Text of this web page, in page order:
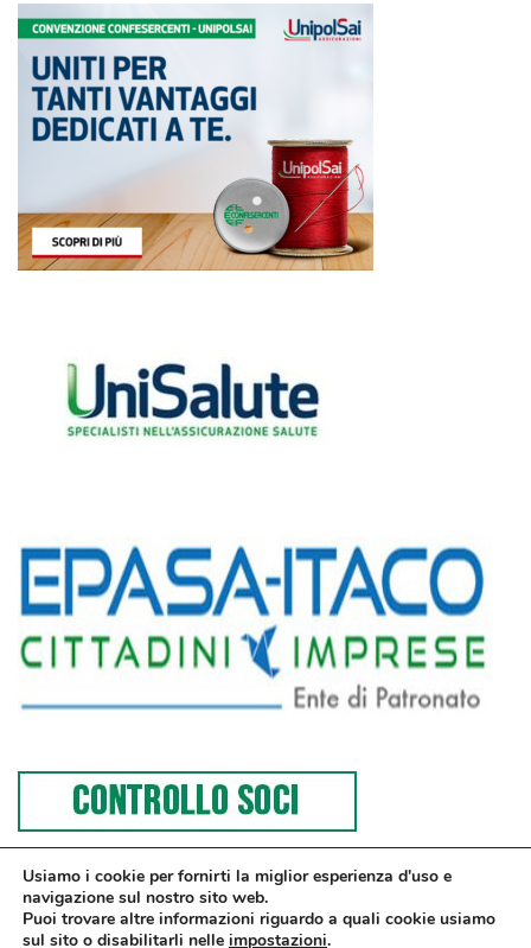
Usiamo i cookie per fornirti la miglior esperienza d'uso e
navigazione sul nostro sito web.
Puoi trovare altre informazioni riguardo a quali cookie usiamo
sul sito o disabilitarli nelle impostazioni.